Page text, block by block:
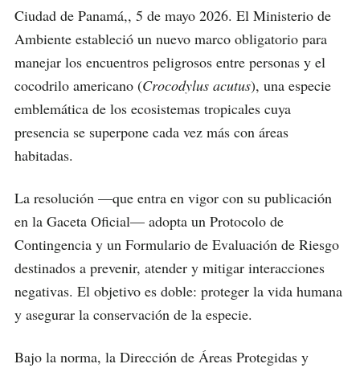
Ciudad de Panamá,, 5 de mayo 2026. El Ministerio de
Ambiente estableció un nuevo marco obligatorio para
manejar los encuentros peligrosos entre personas y el
cocodrilo americano (Crocodylus acutus), una especie
emblemática de los ecosistemas tropicales cuya
presencia se superpone cada vez más con áreas
habitadas.
La resolución —que entra en vigor con su publicación
en la Gaceta Oficial— adopta un Protocolo de
Contingencia y un Formulario de Evaluación de Riesgo
destinados a prevenir, atender y mitigar interacciones
negativas. El objetivo es doble: proteger la vida humana
y asegurar la conservación de la especie.
Bajo la norma, la Dirección de Áreas Protegidas y